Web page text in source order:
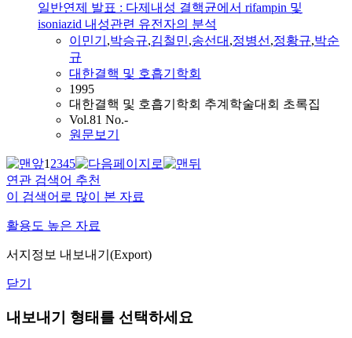
일반연제 발표 : 다제내성 결핵균에서 rifampin 및
isoniazid 내성관련 유전자의 분석
이민기 ,박승규,김철민,송선대 ,정병선,정황규,박순
규
대한결핵 및 호흡기학회
1995
대한결핵 및 호흡기학회 추계학술대회 초록집
Vol.81 No.-
원문보기
12345
연관 검색어 추천
이 검색어로 많이 본 자료
활용도 높은 자료
서지정보 내보내기(Export)
닫기
내보내기 형태를 선택하세요